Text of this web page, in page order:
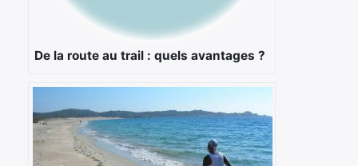
De la route au trail : quels avantages ?